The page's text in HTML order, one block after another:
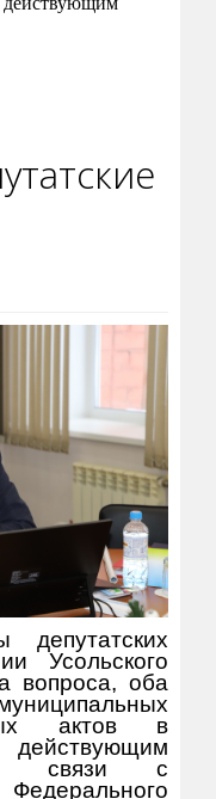
Усольского
вопроса, оба
актов в
в связи с